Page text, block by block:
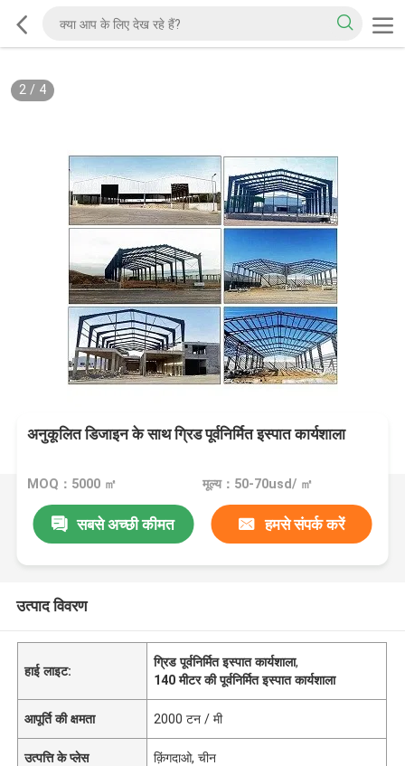
2/ 4
अनुकूलित डिजाइन के साथ ग्रिड पूर्वनिर्मित इस्पात कार्यशाला
MOQ：5000 ㎡ मूल्य：50-70usd/ ㎡
सबसे अच्छी कीमत हमसे संपर्क करें
उत्पाद विवरण
हाई लाइट:
ग्रिड पूर्वनिर्मित इस्पात कार्यशाला,
140 मीटर की पूर्वनिर्मित इस्पात कार्यशाला
आपूर्ति की क्षमता 2000 टन / मी
उत्पत्ति के प्लेस क़िंगदाओ, चीन